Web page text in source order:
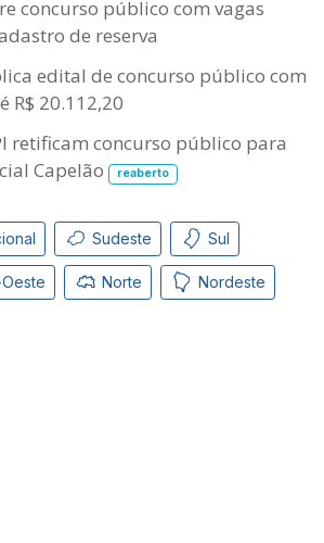
concurso público com vagas
de reserva
edital de concurso público com
R$ 20.112,20
retificam concurso público para
Capelão
reaberto
Sudeste Sul
Norte Nordeste